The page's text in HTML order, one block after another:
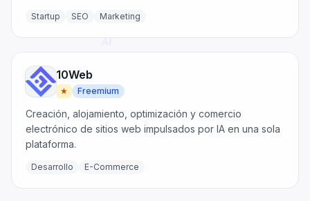
Startup SEO Marketing
10Web
★ Freemium
Creación, alojamiento, optimización y comercio
electrónico de sitios web impulsados por IA en una sola
plataforma.
Desarrollo E-Commerce